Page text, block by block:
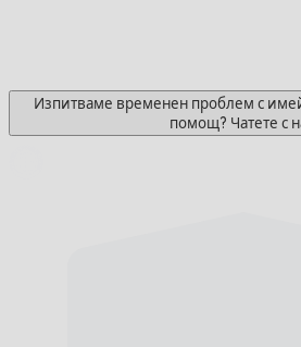
Изпитваме временен проблем с
помощ? Чатете с